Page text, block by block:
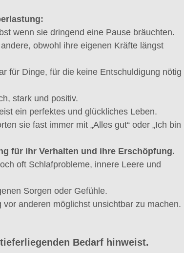
wenn sie dringend eine Pause bräuchten.
obwohl ihre eigenen Kräfte längst
für Dinge, für die keine Entschuldigung nötig
stark und positiv.
ein perfektes und glückliches Leben.
sie fast immer mit „Alles gut“ oder „Ich bin
für ihr Verhalten und ihre Erschöpfung.
oft Schlafprobleme, innere Leere und
Sorgen oder Gefühle.
anderen möglichst unsichtbar zu machen.
Bedarf hinweist.